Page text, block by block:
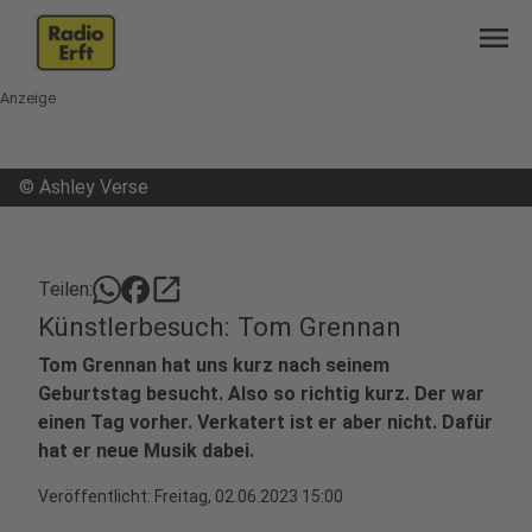
menu
Anzeige
© Ashley Verse
Teilen: open_in_new
Künstlerbesuch: Tom Grennan
Tom Grennan hat uns kurz nach seinem
Geburtstag besucht. Also so richtig kurz. Der war
einen Tag vorher. Verkatert ist er aber nicht. Dafür
hat er neue Musik dabei.
Veröffentlicht: Freitag, 02.06.2023 15:00